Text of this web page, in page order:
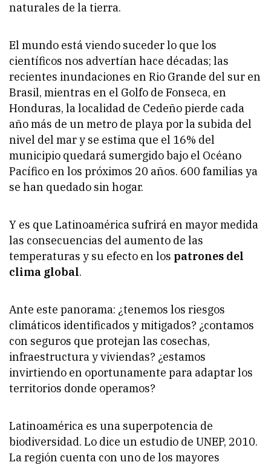
naturales de la tierra.
El mundo está viendo suceder lo que los
científicos nos advertían hace décadas; las
recientes inundaciones en Rio Grande del sur en
Brasil, mientras en el Golfo de Fonseca, en
Honduras, la localidad de Cedeño pierde cada
año más de un metro de playa por la subida del
nivel del mar y se estima que el 16% del
municipio quedará sumergido bajo el Océano
Pacífico en los próximos 20 años. 600 familias ya
se han quedado sin hogar.
Y es que Latinoamérica sufrirá en mayor medida
las consecuencias del aumento de las
temperaturas y su efecto en los patrones del
clima global.
Ante este panorama: ¿tenemos los riesgos
climáticos identificados y mitigados? ¿contamos
con seguros que protejan las cosechas,
infraestructura y viviendas? ¿estamos
invirtiendo en oportunamente para adaptar los
territorios donde operamos?
Latinoamérica es una superpotencia de
biodiversidad. Lo dice un estudio de UNEP, 2010.
La región cuenta con uno de los mayores